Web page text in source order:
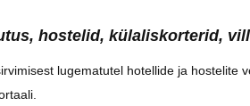
hostelid, külaliskorterid,
lugematutel hotellide ja